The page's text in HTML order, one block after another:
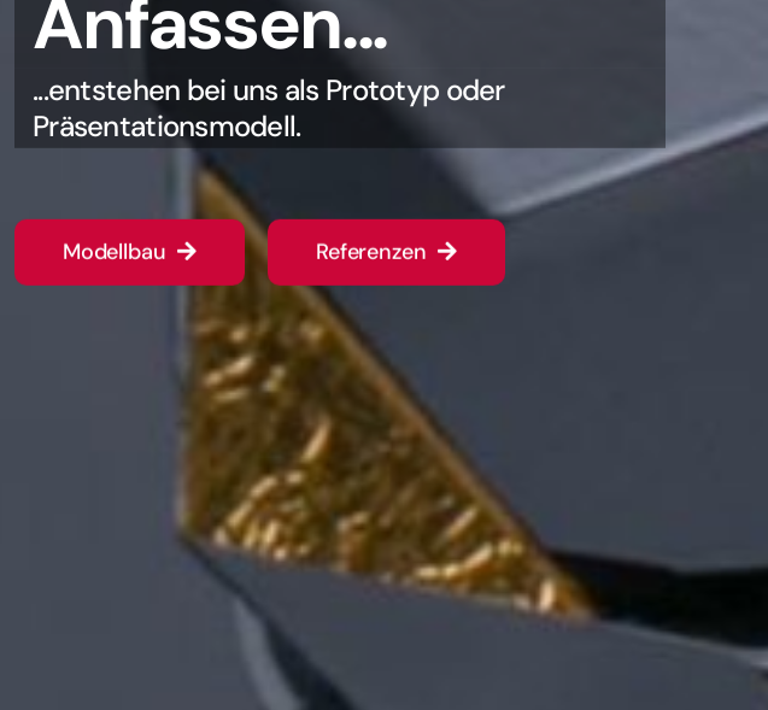
Szene...
...und kreieren einzigartige Präsentations-
Konzepte für temporäre und bleibende Räume.
Präsentation Referenzen